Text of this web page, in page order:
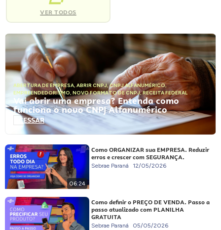
VER TODOS
ABERTURA DE EMPRESA, ABRIR CNPJ,CNPJ ALFANUMÉRICO,
EMPREENDEDORISMO, NOVO FORMATO DE CNPJ,RECEITA FEDERAL
Vai abrir uma empresa? Entenda como
funciona o novo CNPJ Alfanumérico
ACESSAR
06:24
Como ORGANIZAR sua EMPRESA. Reduzir
erros e crescer com SEGURANÇA.
Sebrae Paraná 12/05/2026
Como definir o PREÇO DE VENDA. Passo a
passo atualizado com PLANILHA
GRATUITA
Sebrae Paraná 05/05/2026